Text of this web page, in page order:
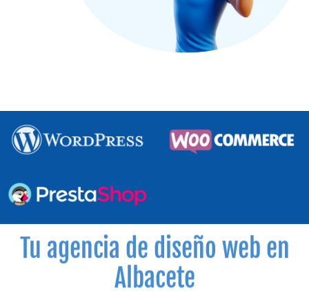
Tu agencia de diseño web en
Albacete